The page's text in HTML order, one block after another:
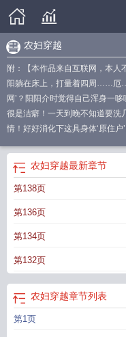
农妇穿越
附：【本作品来自互联网，本人
阳躺在床上，打量着四周……厄
网’？阳阳介时觉得自己浑身一
很是洁癖！一天到晚不知道要洗
情！好好消化下这具身体‘原住户
穿越 农村 穿越为乡
农妇的
苑小苑穿越乡下农妻有空间
乡野农妇系统文
下女穿越为农女的
薇农妇穿越
农妇穿越最新章节
第138页
第136页
第134页
第132页
农妇穿越章节列表
第1页